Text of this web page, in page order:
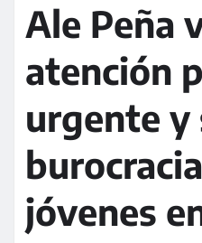
Ale Peña
atención
urgente y
jóvenes